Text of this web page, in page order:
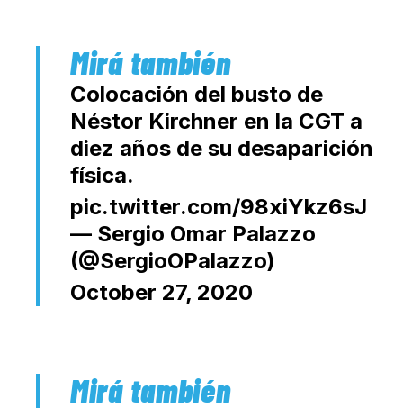
Colocación del busto de
Néstor Kirchner en la CGT a
diez años de su desaparición
física.
pic.twitter.com/98xiYkz6sJ
— Sergio Omar Palazzo
(@SergioOPalazzo)
October 27, 2020